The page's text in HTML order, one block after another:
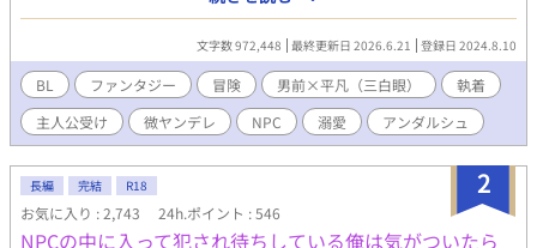
うようになった現在。誰もが夢に見た「本物のような異世界」と
言っても過言ではないリアリティを持った新作VRMMORPG『Arca
Storia（アルカストーリア）』通称アルストがリリースされた。
読書中毒の遠野嗣治はこのゲームの宣伝を見て考えた。「そんな
に作り込まれているなら独自の歴史、文化から生まれた本を読み
まくれるのでは…？」と。モンスターとバトルをするでもなく、
町から町へ渡り歩くような冒険をガン無視して最初の町のギルド
資料室に入り浸り、町から出る気配が一切ない様子に徐々に困惑
するNPC達。爆笑しながら見守るサポートAI。 ゲームの世界で好
きなだけ読書をして、たまに資金調達の為に情報整理のバイト
（※クエスト）をしていたらいつの間にかワケアリ男前傭兵に囲
文字数 972,448 最終更新日 2026.6.21 登録日 2024.8.10
BL ファンタジー 冒険 男前×平凡（三白眼）
執着
主人公受け
微ヤンデレ NPC 溺愛 アンダルシュ
2
長編 完結 R18
お気に入り : 2,743 24h.ポイント : 546
NPCの中に入って犯され待ちしている俺は気がついたら